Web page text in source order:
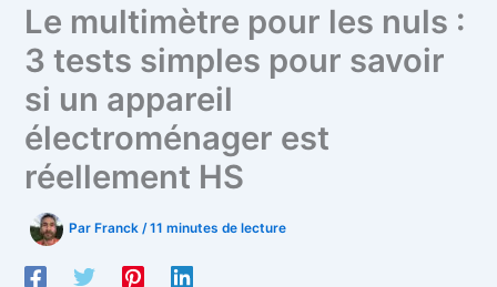
Le multimètre pour les nuls :
3 tests simples pour savoir
si un appareil
électroménager est
réellement HS
Par Franck/11 minutes de lecture